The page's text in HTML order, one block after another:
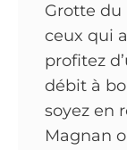
Grotte du
ceux qui
profitez
débit à
soyez en
Magnan